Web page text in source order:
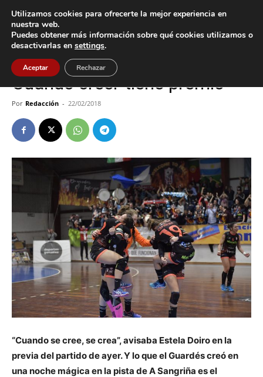
Inicio A Guarda
A Guarda Deportes
Cuando creer tiene premio
Por Redacción - 22/02/2018
“Cuando se cree, se crea”, avisaba Estela Doiro en la
previa del partido de ayer. Y lo que el Guardés creó en
una noche mágica en la pista de A Sangriña es el
Utilizamos cookies para ofrecerte la mejor experiencia en
nuestra web.
Puedes obtener más información sobre qué cookies utilizamos o
desactivarlas en settings.
Aceptar Rechazar